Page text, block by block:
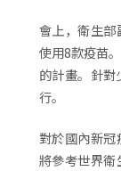
會上，衛生部
使用8款疫苗
的計畫。針
行。
對於國內新冠
將參考世界衛